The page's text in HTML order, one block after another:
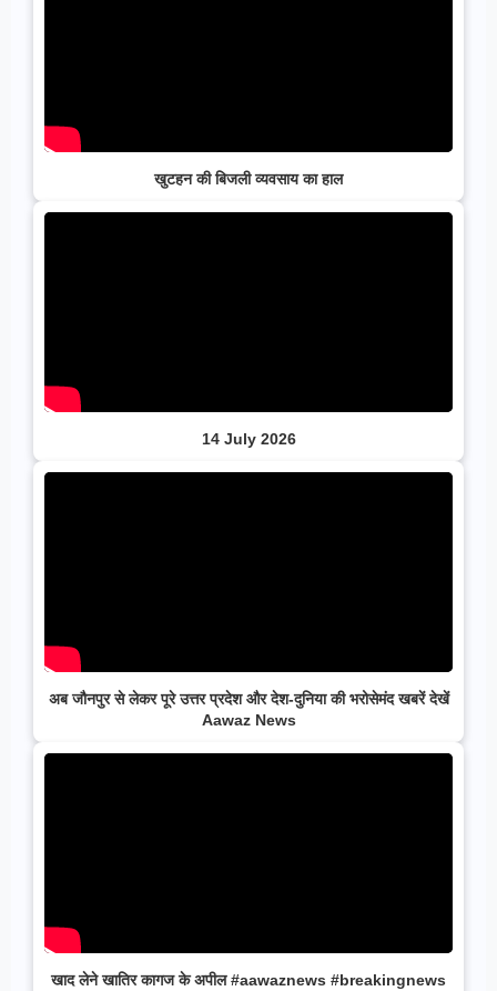
खुटहन की बिजली व्यवसाय का हाल
14 July 2026
अब जौनपुर से लेकर पूरे उत्तर प्रदेश और देश-दुनिया की भरोसेमंद खबरें देखें
Aawaz News
खाद लेने खातिर कागज के अपील #aawaznews #breakingnews